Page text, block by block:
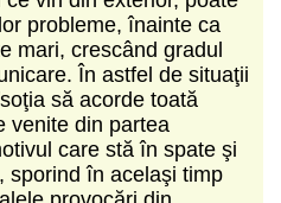
probleme, înainte ca
mari, crescând gradul
În astfel de situaţii
să acorde toată
venite din partea
care stă în spate şi
sporind în acelaşi timp